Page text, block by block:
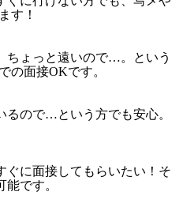
す！
ちょっと遠いので…。という
の面接OKです。
るので…という方でも安心。
ぐに面接してもらいたい！そ
です。